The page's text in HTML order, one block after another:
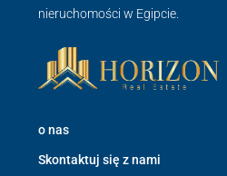
nieruchomości w Egipcie.
o nas
Skontaktuj się z nami